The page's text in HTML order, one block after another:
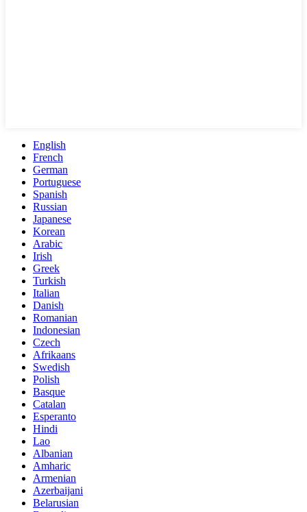
English
French
German
Portuguese
Spanish
Russian
Japanese
Korean
Arabic
Irish
Greek
Turkish
Italian
Danish
Romanian
Indonesian
Czech
Afrikaans
Swedish
Polish
Basque
Catalan
Esperanto
Hindi
Lao
Albanian
Amharic
Armenian
Azerbaijani
Belarusian